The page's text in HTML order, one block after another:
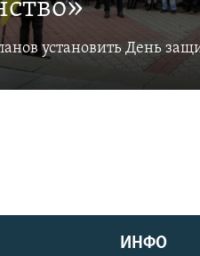
установить День
ИНФО